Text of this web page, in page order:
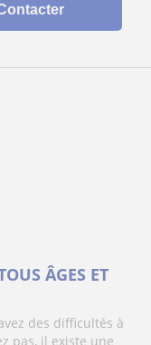
ÂGES ET
des difficultés à
pas, il existe une